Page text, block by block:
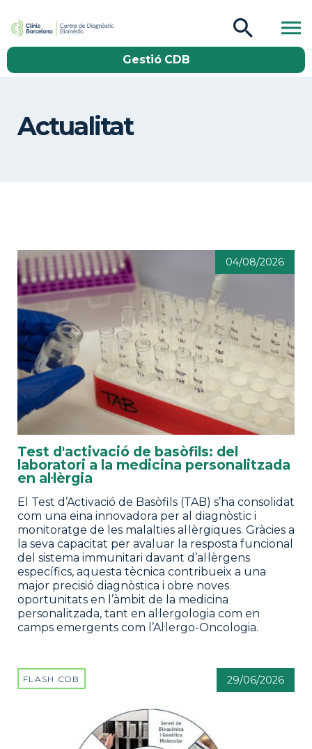
Gestió CDB
Actualitat
04/08/2026
Test d'activació de basòfils: del
laboratori a la medicina personalitzada
en al·lèrgia
El Test d’Activació de Basòfils (TAB) s’ha consolidat
com una eina innovadora per al diagnòstic i
monitoratge de les malalties al·lèrgiques. Gràcies a
la seva capacitat per avaluar la resposta funcional
del sistema immunitari davant d’al·lèrgens
específics, aquesta tècnica contribueix a una
major precisió diagnòstica i obre noves
oportunitats en l’àmbit de la medicina
personalitzada, tant en al·lergologia com en
camps emergents com l’Al·lergo-Oncologia.
FLASH CDB 29/06/2026